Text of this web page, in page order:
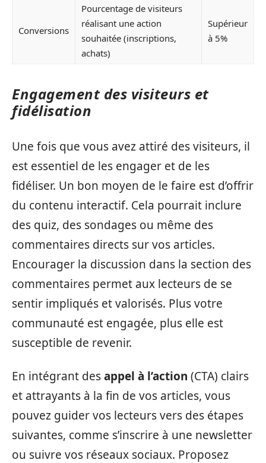
Conversions
Pourcentage de visiteurs
réalisant une action
souhaitée (inscriptions,
achats)
Supérieur
à 5%
Engagement des visiteurs et
fidélisation
Une fois que vous avez attiré des visiteurs, il
est essentiel de les engager et de les
fidéliser. Un bon moyen de le faire est d’offrir
du contenu interactif. Cela pourrait inclure
des quiz, des sondages ou même des
commentaires directs sur vos articles.
Encourager la discussion dans la section des
commentaires permet aux lecteurs de se
sentir impliqués et valorisés. Plus votre
communauté est engagée, plus elle est
susceptible de revenir.
En intégrant desappel à l’action (CTA) clairs
et attrayants à la fin de vos articles, vous
pouvez guider vos lecteurs vers des étapes
suivantes, comme s’inscrire à une newsletter
ou suivre vos réseaux sociaux. Proposez